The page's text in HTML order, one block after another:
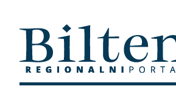
content